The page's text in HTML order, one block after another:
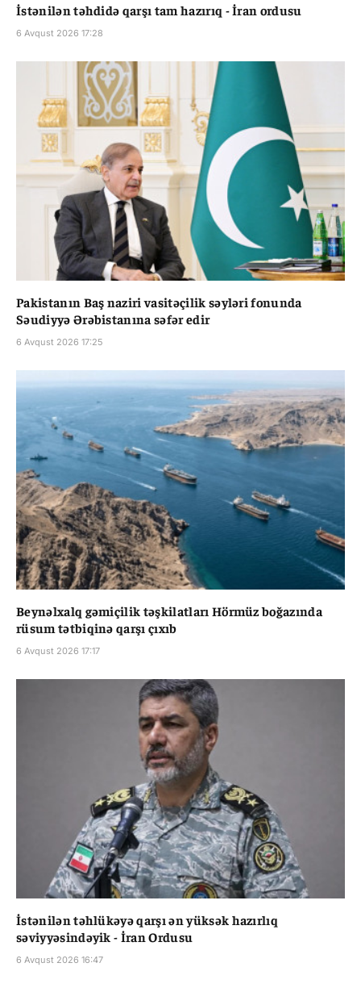
İstənilən təhdidə qarşı tam hazırıq - İran ordusu
6 Avqust 2026 17:28
Pakistanın Baş naziri vasitəçilik səyləri fonunda
Səudiyyə Ərəbistanına səfər edir
6 Avqust 2026 17:25
Beynəlxalq gəmiçilik təşkilatları Hörmüz boğazında
rüsum tətbiqinə qarşı çıxıb
6 Avqust 2026 17:17
İstənilən təhlükəyə qarşı ən yüksək hazırlıq
səviyyəsindəyik - İran Ordusu
6 Avqust 2026 16:47